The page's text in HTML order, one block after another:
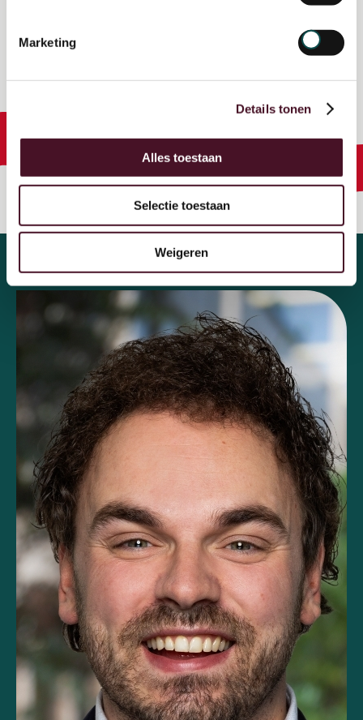
Marketing
Details tonen
Alles toestaan
Selectie toestaan
Weigeren
"Juist aan het begin van je carrière kun
je met enthousiasme, bevlogenheid en
bravoure heel snel groeien."